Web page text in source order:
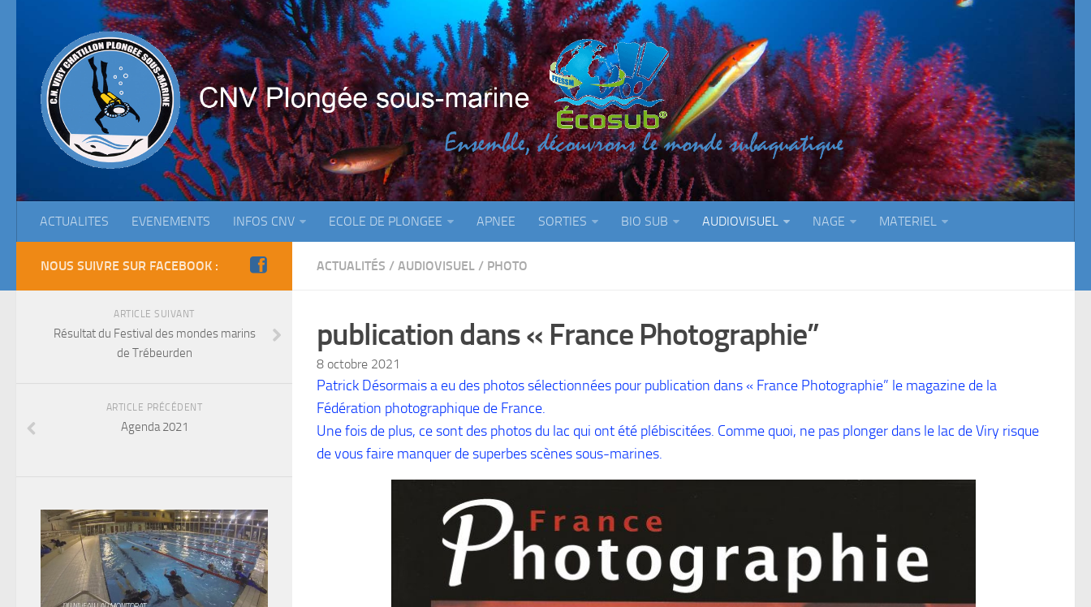
ACTUALITES EVENEMENTS INFOS CNV ECOLE DE PLONGEE APNEE SORTIES BIO SUB AUDIOVISUEL NAGE MATERIEL
ACTUALITÉS / AUDIOVISUEL / PHOTO
publication dans « France Photographie”
8 octobre 2021
Patrick Désormais a eu des photos sélectionnées pour publication dans « France Photographie” le magazine de la
Fédération photographique de France.
Une fois de plus, ce sont des photos du lac qui ont été plébiscitées. Comme quoi, ne pas plonger dans le lac de Viry risque
de vous faire manquer de superbes scènes sous-marines.
NOUS SUIVRE SUR FACEBOOK :
ARTICLE SUIVANT
Résultat du Festival des mondes marins
de Trébeurden
ARTICLE PRÉCÉDENT
Agenda 2021